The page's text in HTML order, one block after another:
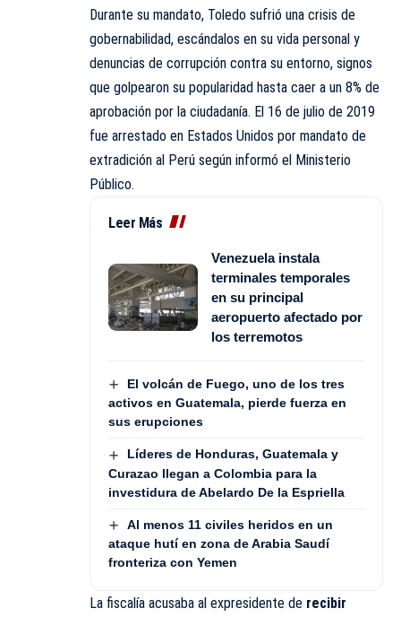
Durante su mandato, Toledo sufrió una crisis de
gobernabilidad, escándalos en su vida personal y
denuncias de corrupción contra su entorno, signos
que golpearon su popularidad hasta caer a un 8% de
aprobación por la ciudadanía. El 16 de julio de 2019
fue arrestado en Estados Unidos por mandato de
extradición al Perú según informó el Ministerio
Público.
Leer Más
Venezuela instala
terminales temporales
en su principal
aeropuerto afectado por
los terremotos
El volcán de Fuego, uno de los tres
activos en Guatemala, pierde fuerza en
sus erupciones
Líderes de Honduras, Guatemala y
Curazao llegan a Colombia para la
investidura de Abelardo De la Espriella
Al menos 11 civiles heridos en un
ataque hutí en zona de Arabia Saudí
fronteriza con Yemen
La fiscalía acusaba al expresidente de recibir